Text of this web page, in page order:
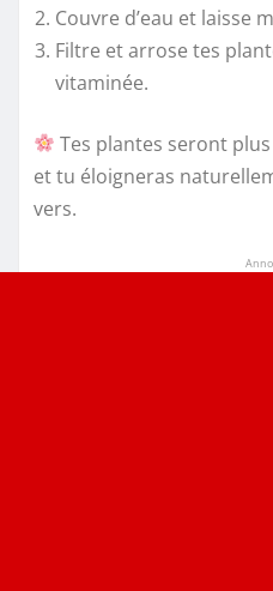
Couvre d’eau et laisse
Filtre et arrose tes
vitaminée.
Tes plantes seront
et tu éloigneras
vers.